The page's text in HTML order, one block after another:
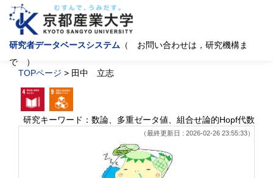
研究者データベースシステム （ お問い合わせは，研究機構ま
で ）
TOPページ > 田中 立志
研究キーワード：数論、多重ゼータ値、組合せ論的Hopf代数
（最終更新日 : 2026-02-26 23:55:33）